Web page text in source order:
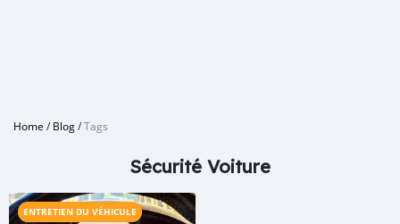
Home /Blog/Tags
Sécurité Voiture
ENTRETIEN DU VÉHICULE